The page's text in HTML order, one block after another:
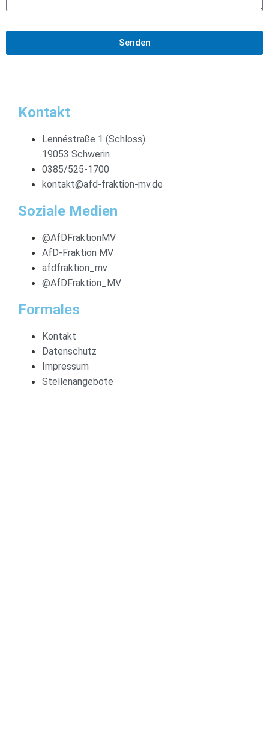
Senden
Kontakt
Lennéstraße 1 (Schloss)
19053 Schwerin
0385/525-1700
kontakt@afd-fraktion-mv.de
Soziale Medien
@AfDFraktionMV
AfD-Fraktion MV
afdfraktion_mv
@AfDFraktion_MV
Formales
Kontakt
Datenschutz
Impressum
Stellenangebote